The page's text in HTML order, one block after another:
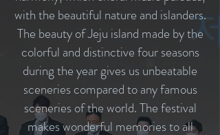
with the beautiful nature and islanders.
The beauty of Jeju island made by the
colorful and distinctive four seasons
during the year gives us unbeatable
sceneries compared to any famous
sceneries of the world. The festival
makes wonderful memories to all